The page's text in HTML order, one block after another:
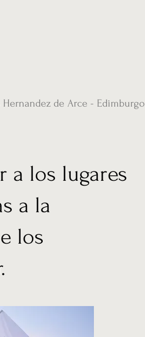
Hernandez de Arce - Edimburgo
a los lugares
a la
los